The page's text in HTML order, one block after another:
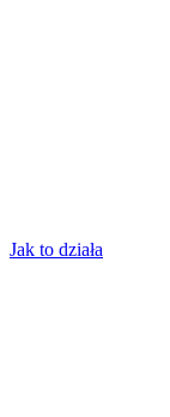
Jak to działa